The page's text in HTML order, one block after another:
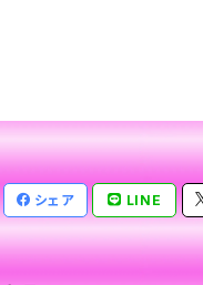
シェア LINE